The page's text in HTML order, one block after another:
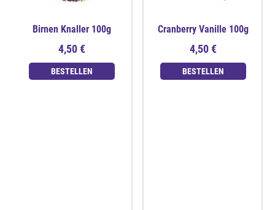
Birnen Knaller 100g
4,50 €
BESTELLEN
Cranberry Vanille 100g
4,50 €
BESTELLEN